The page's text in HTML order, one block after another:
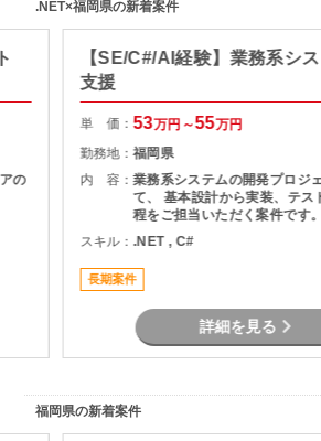
.NET×福岡県の新着案件
の
【SE/C#/AI経験】業務系シ
支援
単 価：53万円～55万円
勤務地：福岡県
内 容：業務系システムの開発プロジ
て、 基本設計から実装、テス
程をご担当いただく案件です
修および追加開発を行いなが
の中で開発業務を進めていた
スキル： .NET , C#
長期案件
詳細を見る
福岡県の新着案件